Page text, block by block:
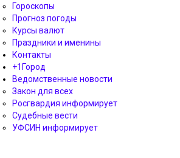
Гороскопы
Прогноз погоды
Курсы валют
Праздники и именины
Контакты
+1Город
Ведомственные новости
Закон для всех
Росгвардия информирует
Судебные вести
УФСИН информирует